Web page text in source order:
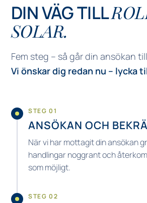
DIN VÄG TILL
SOLAR.
Fem steg – så går din ansökan
Vi önskar dig redan nu – lycka
STEG 01
ANSÖKAN OCH
När vi har mottagit din ansökan
handlingar noggrant och
som möjligt.
STEG 02